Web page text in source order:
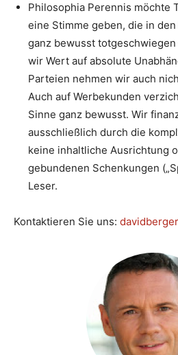
Philosophia Perennis möchte
eine Stimme geben, die in
ganz bewusst
wir Wert auf absolute
Parteien nehmen wir auch
Auch auf Werbekunden
Sinne ganz bewusst. Wir
ausschließlich durch die
keine inhaltliche Ausrichtung
gebundenen Schenkungen
Leser.
Kontaktieren Sie uns: